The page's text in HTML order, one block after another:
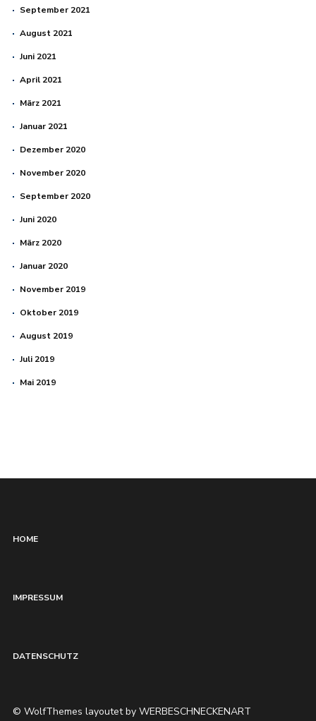
September 2021
August 2021
Juni 2021
April 2021
März 2021
Januar 2021
Dezember 2020
November 2020
September 2020
Juni 2020
März 2020
Januar 2020
November 2019
Oktober 2019
August 2019
Juli 2019
Mai 2019
HOME
IMPRESSUM
DATENSCHUTZ
© WolfThemes layoutet by WERBESCHNECKENART